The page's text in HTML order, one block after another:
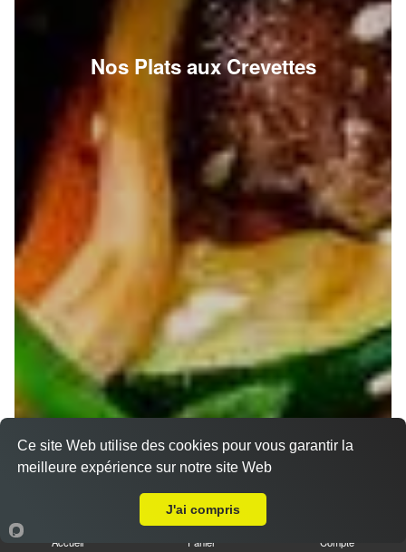
Nos Plats aux Crevettes
Accueil Panier Compte
Ce site Web utilise des cookies pour vous garantir la
meilleure expérience sur notre site Web
J'ai compris